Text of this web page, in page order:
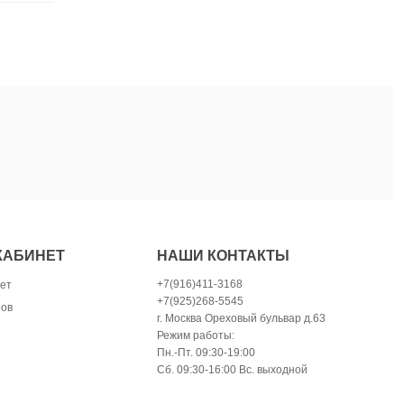
НАШИ КОНТАКТЫ
+7(916)411-3168
+7(925)268-5545
г. Москва Ореховый бульвар д.63
Режим работы:
Пн.-Пт. 09:30-19:00
Сб. 09:30-16:00 Вс. выходной